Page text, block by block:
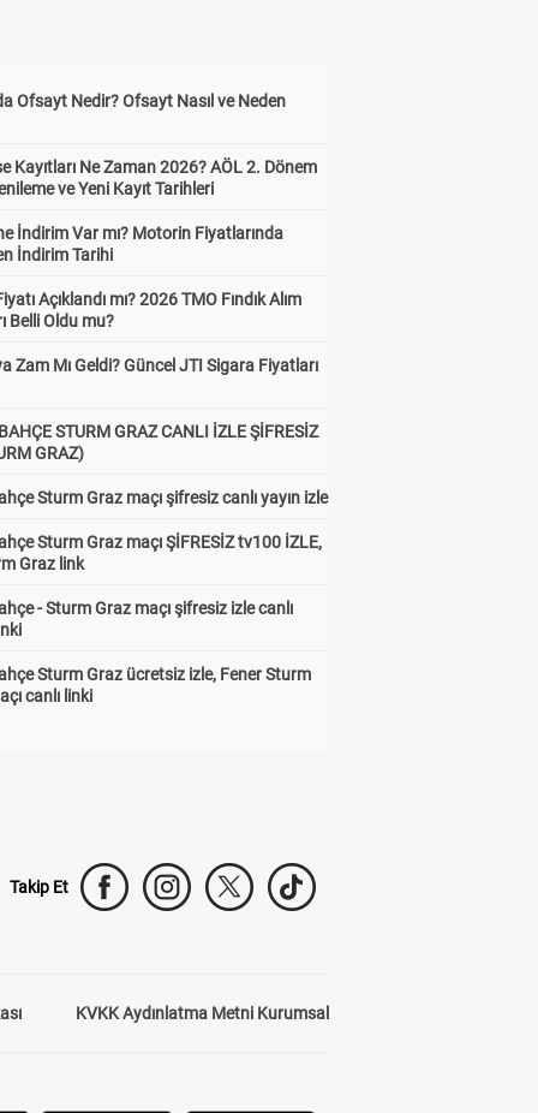
Ofsayt Nedir? Ofsayt Nasıl ve Neden
Kayıtları Ne Zaman 2026? AÖL 2. Dönem
ve Yeni Kayıt Tarihleri
İndirim Var mı? Motorin Fiyatlarında
İndirim Tarihi
Açıklandı mı? 2026 TMO Fındık Alım
Belli Oldu mu?
Zam Mı Geldi? Güncel JTI Sigara Fiyatları
STURM GRAZ CANLI İZLE ŞİFRESİZ
GRAZ)
Sturm Graz maçı şifresiz canlı yayın izle
Sturm Graz maçı ŞİFRESİZ tv100 İZLE,
Graz link
- Sturm Graz maçı şifresiz izle canlı
Sturm Graz ücretsiz izle, Fener Sturm
canlı linki
Takip Et
KVKK Aydınlatma Metni Kurumsal